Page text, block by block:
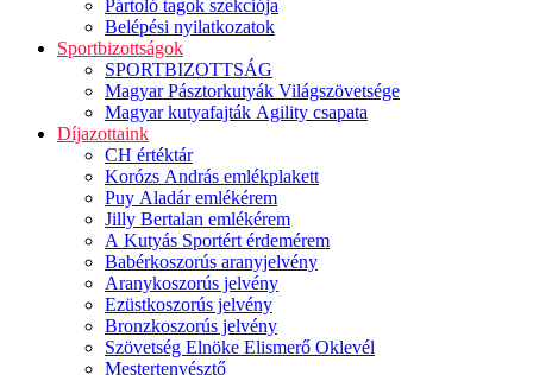
Pártoló tagok szekciója
Belépési nyilatkozatok
Sportbizottságok
SPORTBIZOTTSÁG
Magyar Pásztorkutyák Világszövetsége
Magyar kutyafajták Agility csapata
Díjazottaink
CH értéktár
Korózs András emlékplakett
Puy Aladár emlékérem
Jilly Bertalan emlékérem
A Kutyás Sportért érdemérem
Babérkoszorús aranyjelvény
Aranykoszorús jelvény
Ezüstkoszorús jelvény
Bronzkoszorús jelvény
Szövetség Elnöke Elismerő Oklevél
Mestertenyésztő